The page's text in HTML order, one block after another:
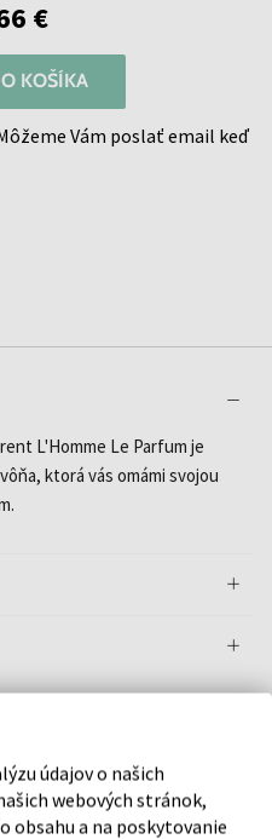
€
KOŠÍKA
Vám poslať email keď
L'Homme Le Parfum je
ktorá vás omámi svojou
presne pre
údajov o našich
webových stránok,
obsahu a na poskytovanie